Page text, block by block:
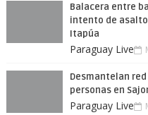
Balacera entre
intento de
Itapúa
Paraguay Live
Desmantelan
personas en
Paraguay Live